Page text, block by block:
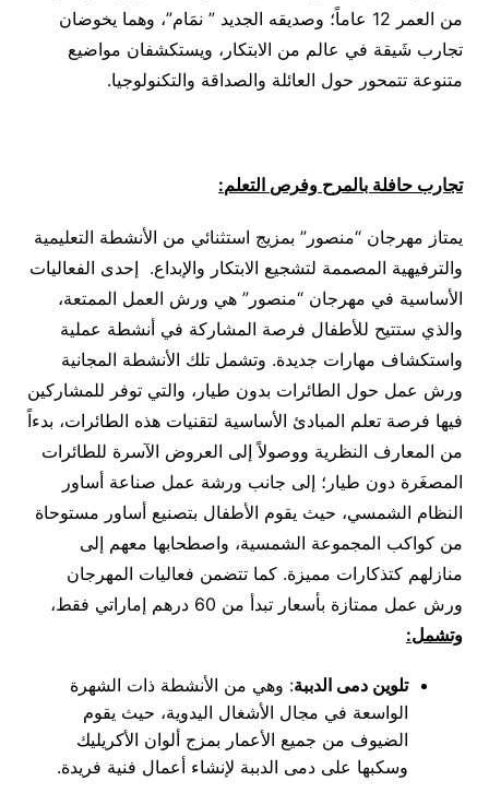
من العمر 12 عاماً؛ وصديقه الجديد ” نمَام”، وهما يخوضان
تجارب شَيقة في عالم من الابتكار، ويستكشفان مواضيع
متنوعة تتمحور حول العائلة والصداقة والتكنولوجيا.
تجارب حافلة بالمرح وفرص التعلم:
يمتاز مهرجان “منصور” بمزيج استثنائي من الأنشطة التعليمية
والترفيهية المصممة لتشجيع الابتكار والإبداع. إحدى الفعاليات
الأساسية في مهرجان “منصور” هي ورش العمل الممتعة،
والذي ستتيح للأطفال فرصة المشاركة في أنشطة عملية
واستكشاف مهارات جديدة. وتشمل تلك الأنشطة المجانية
ورش عمل حول الطائرات بدون طيار، والتي توفر للمشاركين
فيها فرصة تعلم المبادئ الأساسية لتقنيات هذه الطائرات، بدءاً
من المعارف النظرية ووصولاً إلى العروض الآسرة للطائرات
المصغَرة دون طيار؛ إلى جانب ورشة عمل صناعة أساور
النظام الشمسي، حيث يقوم الأطفال بتصنيع أساور مستوحاة
من كواكب المجموعة الشمسية، واصطحابها معهم إلى
منازلهم كتذكارات مميزة. كما تتضمن فعاليات المهرجان
ورش عمل ممتازة بأسعار تبدأ من 60 درهم إماراتي فقط،
وتشمل:
تلوين دمى الدببة: وهي من الأنشطة ذات الشهرة
الواسعة في مجال الأشغال اليدوية، حيث يقوم
الضيوف من جميع الأعمار بمزج ألوان الأكريليك
وسكبها على دمى الدببة لإنشاء أعمال فنية فريدة.